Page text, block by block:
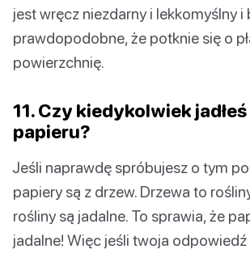
jest wręcz niezdarny i lekkomyślny i
prawdopodobne, że potknie się o
powierzchnię.
11. Czy kiedykolwiek
papieru?
Jeśli naprawdę spróbujesz o tym
papiery są z drzew. Drzewa to
rośliny są jadalne. To sprawia, że
jadalne! Więc jeśli twoja